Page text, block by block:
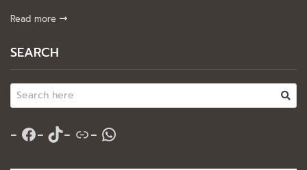
Read more
SEARCH
Facebook
TikTok
LinkWhatsApp